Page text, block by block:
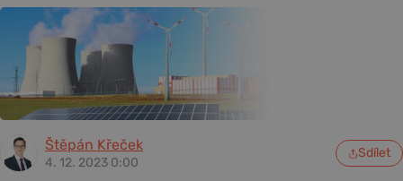
Štěpán Křeček
4. 12. 2023 0:00
Sdílet